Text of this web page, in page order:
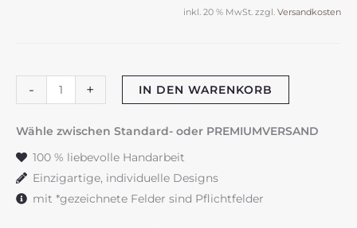
inkl. 20 % MwSt. zzgl. Versandkosten
-
Sparbüchse
Holz
mit
+ IN DEN WARENKORB
Wähle zwischen Standard- oder PREMIUMVERSAND
100 % liebevolle Handarbeit
Einzigartige, individuelle Designs
mit *gezeichnete Felder sind Pflichtfelder